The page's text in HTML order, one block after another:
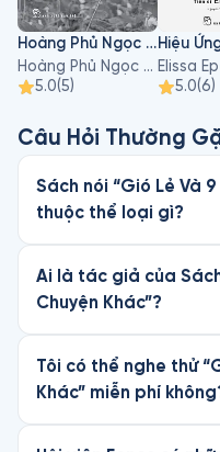
Hoàng Phủ Ngọc Tường - Tập 1
Hoàng Phủ Ngọc Tường
5.0(5)
Hiệu
5.0(6)
Câu Hỏi Thường
Sách nói “Gió Lẻ Và
thuộc thể loại gì?
Ai là tác giả của
Chuyện Khác”?
Tôi có thể nghe thử
Khác” miễn phí